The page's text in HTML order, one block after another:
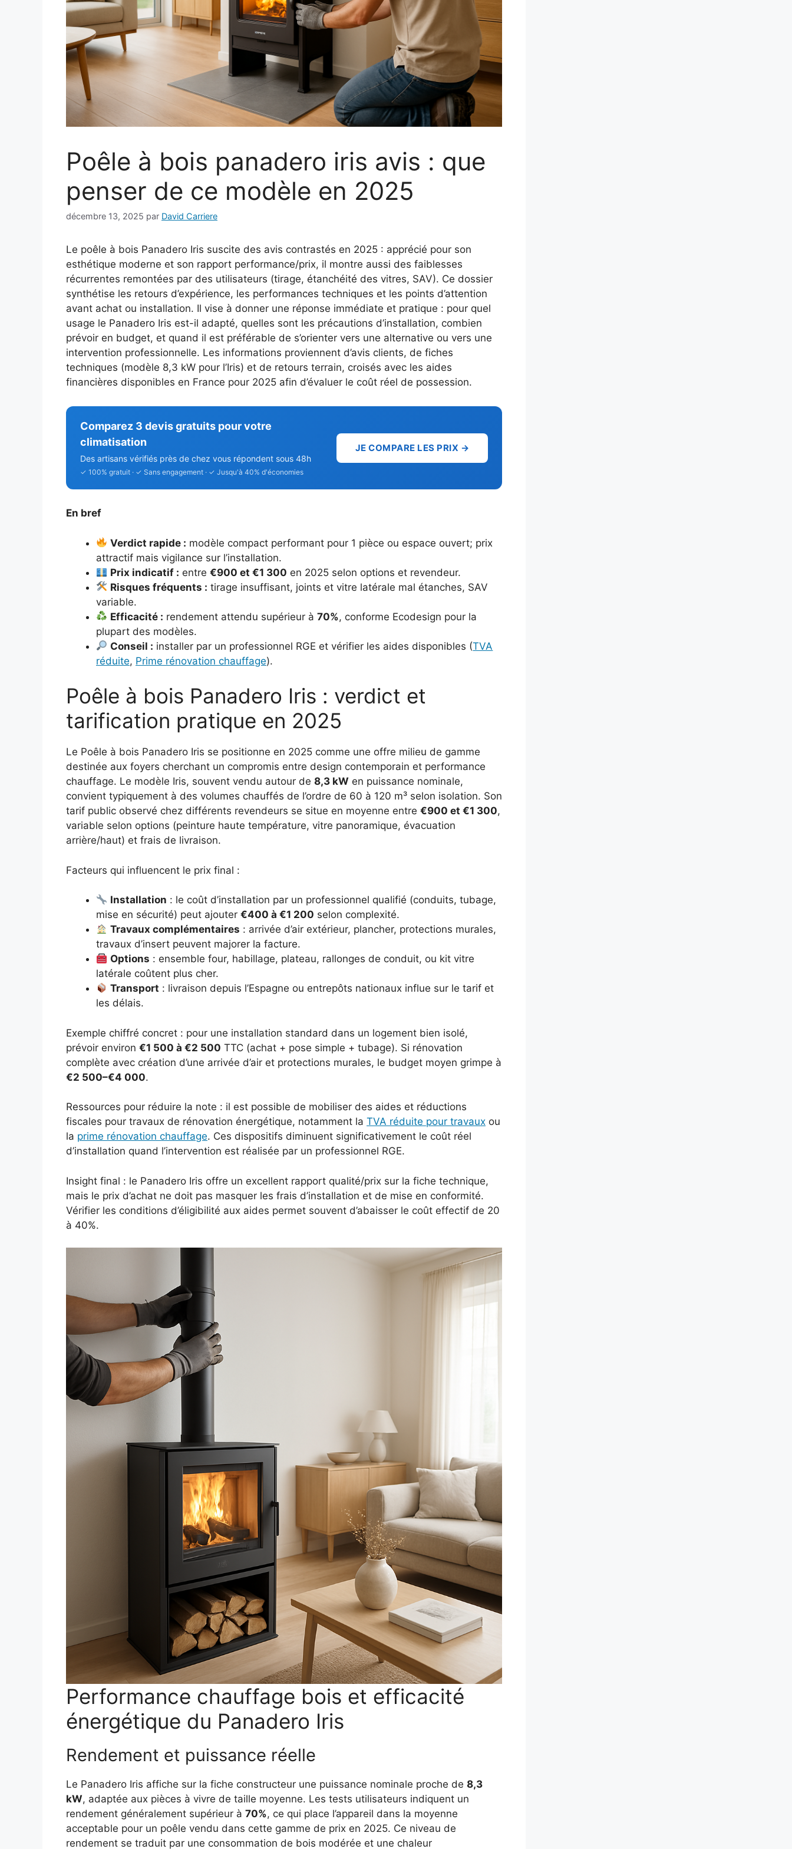
Poêle à bois panadero iris avis : que
penser de ce modèle en 2025
décembre 13, 2025 par David Carriere
Le poêle à bois Panadero Iris suscite des avis contrastés en 2025 : apprécié pour son
esthétique moderne et son rapport performance/prix, il montre aussi des faiblesses
récurrentes remontées par des utilisateurs (tirage, étanchéité des vitres, SAV). Ce dossier
synthétise les retours d’expérience, les performances techniques et les points d’attention
avant achat ou installation. Il vise à donner une réponse immédiate et pratique : pour quel
usage le Panadero Iris est-il adapté, quelles sont les précautions d’installation, combien
prévoir en budget, et quand il est préférable de s’orienter vers une alternative ou vers une
intervention professionnelle. Les informations proviennent d’avis clients, de fiches
techniques (modèle 8,3 kW pour l’Iris) et de retours terrain, croisés avec les aides
financières disponibles en France pour 2025 afin d’évaluer le coût réel de possession.
Comparez 3 devis gratuits pour votre
climatisation
Des artisans vérifiés près de chez vous répondent sous 48h
✓ 100% gratuit · ✓ Sans engagement · ✓ Jusqu'à 40% d'économies
JE COMPARE LES PRIX →
En bref
Verdict rapide : modèle compact performant pour 1 pièce ou espace ouvert; prix
attractif mais vigilance sur l’installation.
Prix indicatif : entre€900 et €1 300 en 2025 selon options et revendeur.
Risques fréquents : tirage insuffisant, joints et vitre latérale mal étanches, SAV
variable.
Efficacité : rendement attendu supérieur à70%, conforme Ecodesign pour la
plupart des modèles.
Conseil : installer par un professionnel RGE et vérifier les aides disponibles (TVA
réduite, Prime rénovation chauffage).
Poêle à bois Panadero Iris : verdict et
tarification pratique en 2025
Le Poêle à bois Panadero Iris se positionne en 2025 comme une offre milieu de gamme
destinée aux foyers cherchant un compromis entre design contemporain et performance
chauffage. Le modèle Iris, souvent vendu autour de 8,3 kW en puissance nominale,
convient typiquement à des volumes chauffés de l’ordre de 60 à 120 m³ selon isolation. Son
tarif public observé chez différents revendeurs se situe en moyenne entre €900 et €1 300,
variable selon options (peinture haute température, vitre panoramique, évacuation
arrière/haut) et frais de livraison.
Facteurs qui influencent le prix final :
Installation : le coût d’installation par un professionnel qualifié (conduits, tubage,
mise en sécurité) peut ajouter €400 à €1 200 selon complexité.
Travaux complémentaires : arrivée d’air extérieur, plancher, protections murales,
travaux d’insert peuvent majorer la facture.
Options : ensemble four, habillage, plateau, rallonges de conduit, ou kit vitre
latérale coûtent plus cher.
Transport : livraison depuis l’Espagne ou entrepôts nationaux influe sur le tarif et
les délais.
Exemple chiffré concret : pour une installation standard dans un logement bien isolé,
prévoir environ €1 500 à €2 500 TTC (achat + pose simple + tubage). Si rénovation
complète avec création d’une arrivée d’air et protections murales, le budget moyen grimpe à
€2 500–€4 000.
Ressources pour réduire la note : il est possible de mobiliser des aides et réductions
fiscales pour travaux de rénovation énergétique, notamment la TVA réduite pour travaux ou
la prime rénovation chauffage. Ces dispositifs diminuent significativement le coût réel
d’installation quand l’intervention est réalisée par un professionnel RGE.
Insight final : le Panadero Iris offre un excellent rapport qualité/prix sur la fiche technique,
mais le prix d’achat ne doit pas masquer les frais d’installation et de mise en conformité.
Vérifier les conditions d’éligibilité aux aides permet souvent d’abaisser le coût effectif de 20
à 40%.
Performance chauffage bois et efficacité
énergétique du Panadero Iris
Rendement et puissance réelle
Le Panadero Iris affiche sur la fiche constructeur une puissance nominale proche de 8,3
kW, adaptée aux pièces à vivre de taille moyenne. Les tests utilisateurs indiquent un
rendement généralement supérieur à 70%, ce qui place l’appareil dans la moyenne
acceptable pour un poêle vendu dans cette gamme de prix en 2025. Ce niveau de
rendement se traduit par une consommation de bois modérée et une chaleur